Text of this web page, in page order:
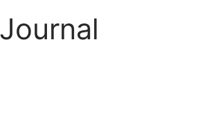
Journal